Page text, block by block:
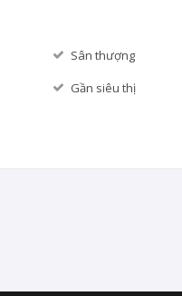
Sân thượng
Gần siêu thị